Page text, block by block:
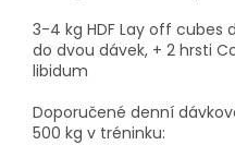
3-4 kg HDF Lay off cubes
do dvou dávek, + 2 hrsti
libidum
Doporučené denní
500 kg v tréninku: